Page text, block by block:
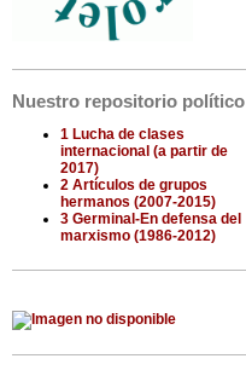
Nuestro repositorio político
1 Lucha de clases
internacional (a partir de
2017)
2 Artículos de grupos
hermanos (2007-2015)
3 Germinal-En defensa del
marxismo (1986-2012)